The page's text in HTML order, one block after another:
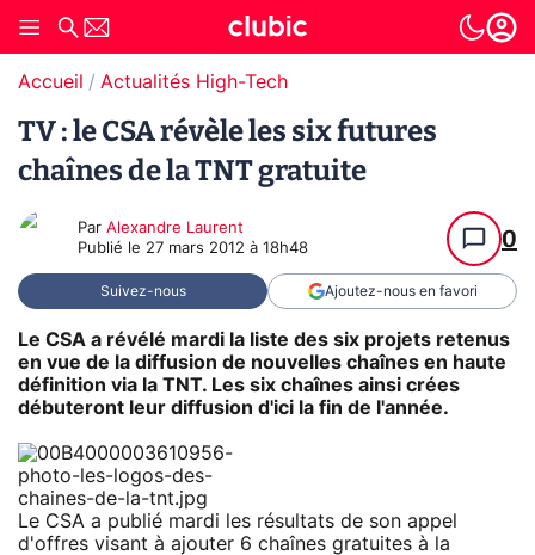
Accueil Actualités High-Tech
TV : le CSA révèle les six futures
chaînes de la TNT gratuite
Par Alexandre Laurent
Publié le 27 mars 2012 à 18h48 0
Suivez-nous Ajoutez-nous en favori
Le CSA a révélé mardi la liste des six projets retenus
en vue de la diffusion de nouvelles chaînes en haute
définition via la TNT. Les six chaînes ainsi crées
débuteront leur diffusion d'ici la fin de l'année.
Le CSA a publié mardi les résultats de son appel
d'offres visant à ajouter 6 chaînes gratuites à la